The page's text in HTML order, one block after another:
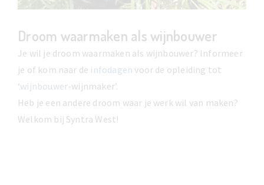
Droom waarmaken als wijnbouwer
Je wil je droom waarmaken als wijnbouwer? Informeer
je of kom naar de infodagen voor de opleiding tot
‘wijnbouwer-wijnmaker’.
Heb je een andere droom waar je werk wil van maken?
Welkom bij Syntra West!